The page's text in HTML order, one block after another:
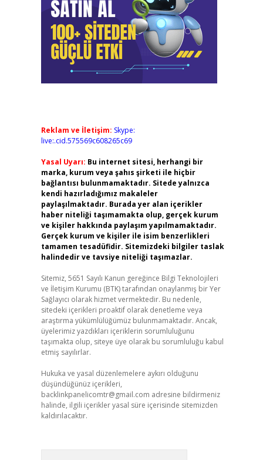
Reklam ve İletişim: Skype:
live:.cid.575569c608265c69
Yasal Uyarı: Bu internet sitesi, herhangi bir
marka, kurum veya şahıs şirketi ile hiçbir
bağlantısı bulunmamaktadır. Sitede yalnızca
kendi hazırladığımız makaleler
paylaşılmaktadır. Burada yer alan içerikler
haber niteliği taşımamakta olup, gerçek kurum
ve kişiler hakkında paylaşım yapılmamaktadır.
Gerçek kurum ve kişiler ile isim benzerlikleri
tamamen tesadüfidir. Sitemizdeki bilgiler taslak
halindedir ve tavsiye niteliği taşımazlar.
Sitemiz, 5651 Sayılı Kanun gereğince Bilgi Teknolojileri
ve İletişim Kurumu (BTK) tarafından onaylanmış bir Yer
Sağlayıcı olarak hizmet vermektedir. Bu nedenle,
sitedeki içerikleri proaktif olarak denetleme veya
araştırma yükümlülüğümüz bulunmamaktadır. Ancak,
üyelerimiz yazdıkları içeriklerin sorumluluğunu
taşımakta olup, siteye üye olarak bu sorumluluğu kabul
etmiş sayılırlar.
Hukuka ve yasal düzenlemelere aykırı olduğunu
düşündüğünüz içerikleri,
backlinkpanelicomtr@gmail.com adresine bildirmeniz
halinde, ilgili içerikler yasal süre içerisinde sitemizden
kaldırılacaktır.